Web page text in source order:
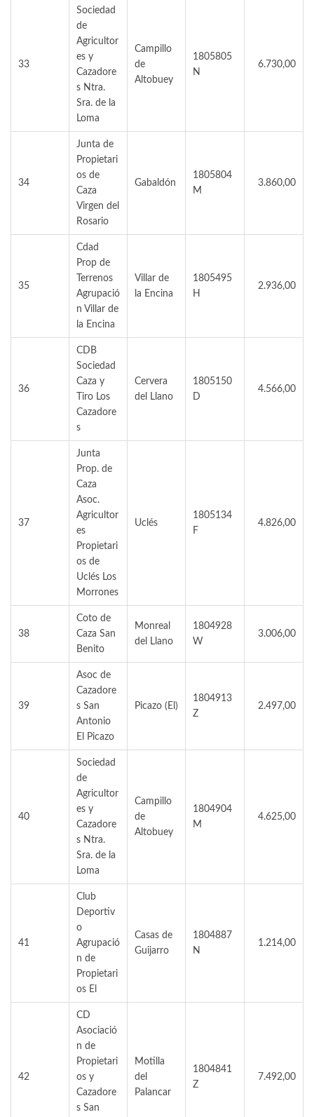
33
Sociedad
de
Agricultor
es y
Cazadore
s Ntra.
Sra. de la
Loma
Campillo
de
Altobuey
1805805
N
6.730,00
34
Junta de
Propietari
os de
Caza
Virgen del
Rosario
Gabaldón
1805804
M
3.860,00
35
Cdad
Prop de
Terrenos
Agrupació
n Villar de
la Encina
Villar de
la Encina
1805495
H
2.936,00
36
CDB
Sociedad
Caza y
Tiro Los
Cazadore
s
Cervera
del Llano
1805150
D
4.566,00
37
Junta
Prop. de
Caza
Asoc.
Agricultor
es
Propietari
os de
Uclés Los
Morrones
Uclés
1805134
F
4.826,00
38
Coto de
Caza San
Benito
Monreal
del Llano
1804928
W
3.006,00
39
Asoc de
Cazadore
s San
Antonio
El Picazo
Picazo (El)
1804913
Z
2.497,00
40
Sociedad
de
Agricultor
es y
Cazadore
s Ntra.
Sra. de la
Loma
Campillo
de
Altobuey
1804904
M
4.625,00
41
Club
Deportiv
o
Agrupació
n de
Propietari
os El
Casas de
Guijarro
1804887
N
1.214,00
42
CD
Asociació
n de
Propietari
os y
Cazadore
s San
Motilla
del
Palancar
1804841
Z
7.492,00